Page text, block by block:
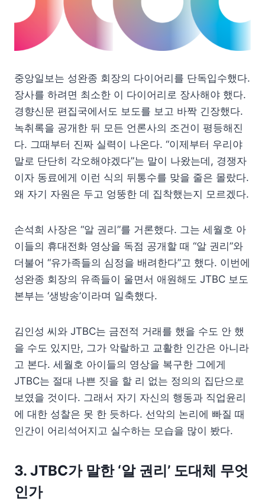
중앙일보는 성완종 회장의 다이어리를 단독입수했다.
장사를 하려면 최소한 이 다이어리로 장사해야 했다.
경향신문 편집국에서도 보도를 보고 바짝 긴장했다.
녹취록을 공개한 뒤 모든 언론사의 조건이 평등해진
다. 그때부터 진짜 실력이 나온다. “이제부터 우리야
말로 단단히 각오해야겠다”는 말이 나왔는데, 경쟁자
이자 동료에게 이런 식의 뒤통수를 맞을 줄은 몰랐다.
왜 자기 자원은 두고 엉뚱한 데 집착했는지 모르겠다.
손석희 사장은 “알 권리”를 거론했다. 그는 세월호 아
이들의 휴대전화 영상을 독점 공개할 때 “알 권리”와
더불어 “유가족들의 심정을 배려한다”고 했다. 이번에
성완종 회장의 유족들이 울면서 애원해도 JTBC 보도
본부는 ‘생방송’이라며 일축했다.
김인성 씨와 JTBC는 금전적 거래를 했을 수도 안 했
을 수도 있지만, 그가 악랄하고 교활한 인간은 아니라
고 본다. 세월호 아이들의 영상을 복구한 그에게
JTBC는 절대 나쁜 짓을 할 리 없는 정의의 집단으로
보였을 것이다. 그래서 자기 자신의 행동과 직업윤리
에 대한 성찰은 못 한 듯하다. 선악의 논리에 빠질 때
인간이 어리석어지고 실수하는 모습을 많이 봤다.
3. JTBC가 말한 ‘알 권리’ 도대체 무엇
인가